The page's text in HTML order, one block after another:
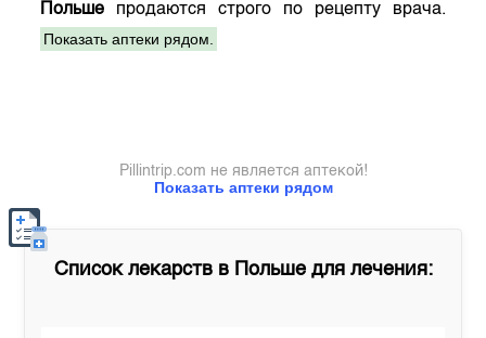
Польше продаются строго по рецепту врача.
Показать аптеки рядом.
Показать аптеки рядом
Pillintrip.com не является аптекой!
Список лекарств в Польшедля лечения: